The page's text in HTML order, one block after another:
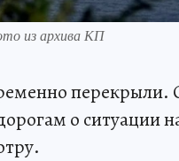
из архива КП
перекрыли.
о ситуации